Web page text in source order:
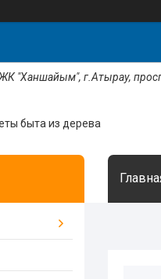
"Ханшайым", г.Атырау,
быта из дерева